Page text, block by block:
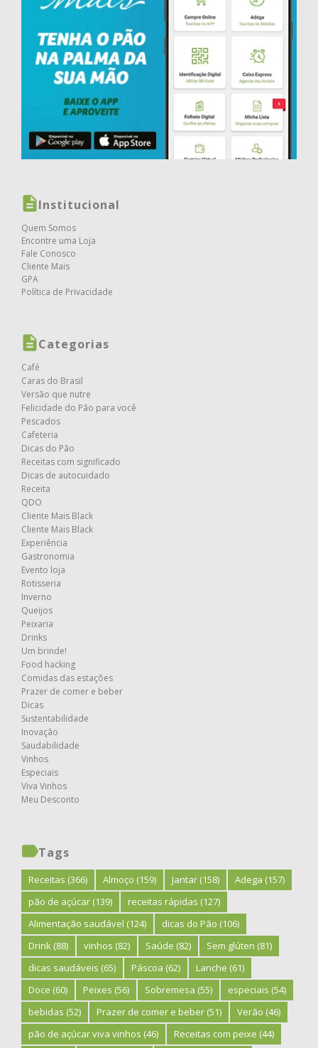
Institucional
Quem Somos
Encontre uma Loja
Fale Conosco
Cliente Mais
GPA
Política de Privacidade
Categorias
Café
Caras do Brasil
Versão que nutre
Felicidade do Pão para você
Pescados
Cafeteria
Dicas do Pão
Receitas com significado
Dicas de autocuidado
Receita
QDO
Cliente Mais Black
Cliente Mais Black
Experiência
Gastronomia
Evento loja
Rotisseria
Inverno
Queijos
Peixaria
Drinks
Um brinde!
Food hacking
Comidas das estações
Prazer de comer e beber
Dicas
Sustentabilidade
Inovação
Saudabilidade
Vinhos
Especiais
Viva Vinhos
Meu Desconto
Tags
Receitas (366) Almoço (159) Jantar (158) Adega (157)
pão de açúcar (139) receitas rápidas (127)
Alimentação saudável (124) dicas do Pão (106)
Drink (88) vinhos (82) Saúde (82) Sem glúten (81)
dicas saudáveis (65) Páscoa (62) Lanche (61)
Doce (60) Peixes (56) Sobremesa (55) especiais (54)
bebidas (52) Prazer de comer e beber (51) Verão (46)
pão de açúcar viva vinhos (46) Receitas com peixe (44)